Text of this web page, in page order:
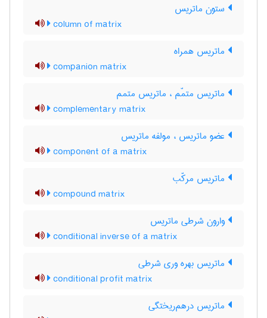
ستون ماتریس
column of matrix
ماتریس همراه
companion matrix
ماتریس متمّم ، ماتریس متمم
complementary matrix
عضو ماتریس ، مولفه ماتریس
component of a matrix
ماتریس مرکّب
compound matrix
وارون شرطی ماتریس
conditional inverse of a matrix
ماتریس بهره وری شرطی
conditional profit matrix
ماتریس درهم‌ریختگی